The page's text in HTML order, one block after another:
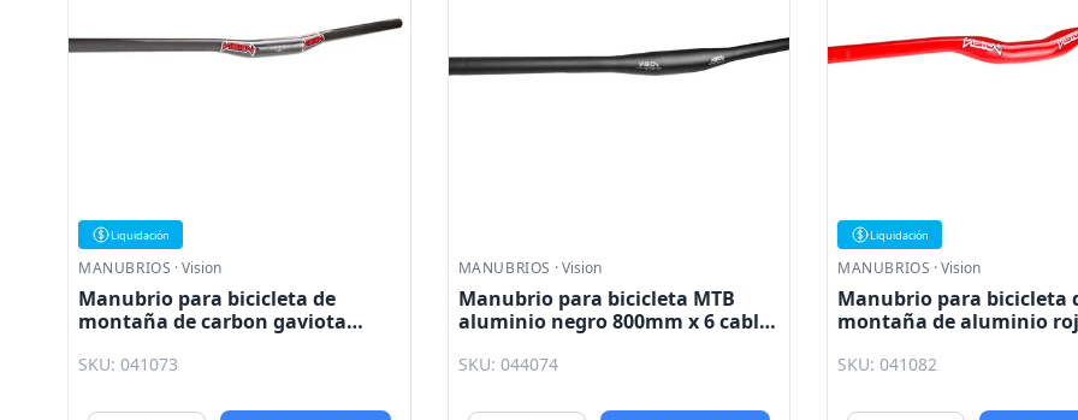
MANUBRIOS ·Vision
Manubrio para bicicleta MTB
aluminio negro 800mm x 6 cable
SKU: 044074
MANUBRIOS ·Vision
Manubrio para bicicleta de
montaña de aluminio rojo /
Vision
SKU: 041082
MANUBRIOS ·ZHX
Manubrio para bicicleta
cromado 580 x 1.2mm
SKU: 043000